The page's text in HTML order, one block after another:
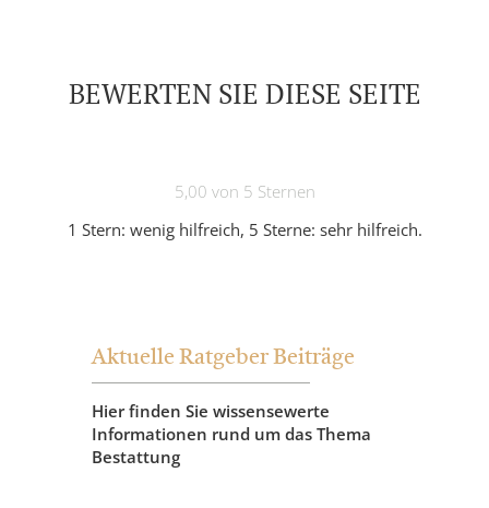
BEWERTEN SIE DIESE SEITE
5,00 von 5 Sternen
1 Stern: wenig hilfreich, 5 Sterne: sehr hilfreich.
Aktuelle Ratgeber Beiträge
Hier finden Sie wissensewerte
Informationen rund um das Thema
Bestattung